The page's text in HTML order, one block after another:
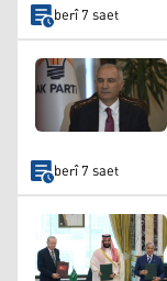
berî 7 saet
berî 7 saet